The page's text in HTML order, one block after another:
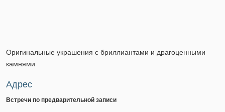
Оригинальные украшения с бриллиантами и драгоценными
камнями
Адрес
Встречи по предварительной записи